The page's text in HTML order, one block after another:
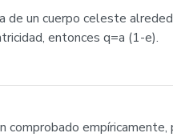
de un cuerpo celeste
entonces q=a (1-e).
comprobado empíricamente,